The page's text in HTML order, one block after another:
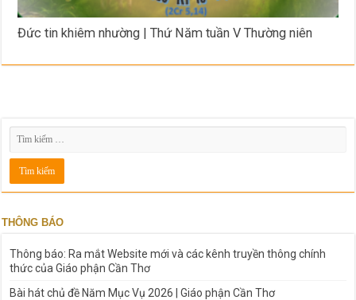
Đức tin khiêm nhường | Thứ Năm tuần V Thường niên
THÔNG BÁO
Thông báo: Ra mắt Website mới và các kênh truyền thông chính
thức của Giáo phận Cần Thơ
Bài hát chủ đề Năm Mục Vụ 2026 | Giáo phận Cần Thơ